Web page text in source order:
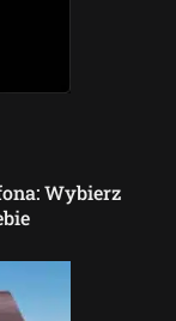
Wybierz